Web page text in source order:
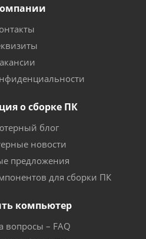
о сборке ПК
блог
новости
предложения
для сборки ПК
компьютер
вопросы – FAQ